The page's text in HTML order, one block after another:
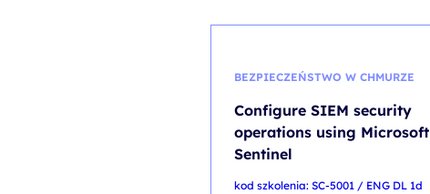
BEZPIECZEŃSTWO W CHMURZE
Configure SIEM security
operations using Microsoft
Sentinel
kod szkolenia: SC-5001 / ENG DL 1d